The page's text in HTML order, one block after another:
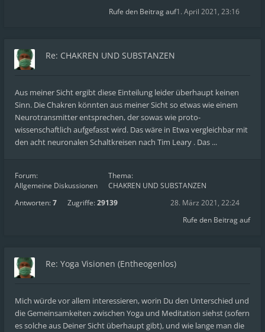
1. April 2021, 23:16
Rufe den Beitrag auf
Re: CHAKREN UND SUBSTANZEN
Aus meiner Sicht ergibt diese Einteilung leider überhaupt keinen
Sinn. Die Chakren könnten aus meiner Sicht so etwas wie einem
Neurotransmitter entsprechen, der sowas wie proto-
wissenschaftlich aufgefasst wird. Das wäre in Etwa vergleichbar mit
den acht neuronalen Schaltkreisen nach Tim Leary . Das ...
Forum:
Allgemeine Diskussionen
Thema:
CHAKREN UND SUBSTANZEN
Antworten:7 Zugriffe:29139
28. März 2021, 22:24
Rufe den Beitrag auf
Re: Yoga Visionen (Entheogenlos)
Mich würde vor allem interessieren, worin Du den Unterschied und
die Gemeinsamkeiten zwischen Yoga und Meditation siehst (sofern
es solche aus Deiner Sicht überhaupt gibt), und wie lange man die